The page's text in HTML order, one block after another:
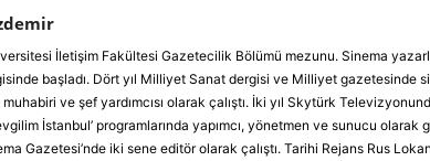
İletişim Fakültesi Gazetecilik Bölümü mezunu. Sinema
başladı. Dört yıl Milliyet Sanat dergisi ve Milliyet gazetesinde
ve şef yardımcısı olarak çalıştı. İki yıl Skytürk
İstanbul’ programlarında yapımcı, yönetmen ve sunucu olarak
Gazetesi’nde iki sene editör olarak çalıştı. Tarihi Rejans Rus